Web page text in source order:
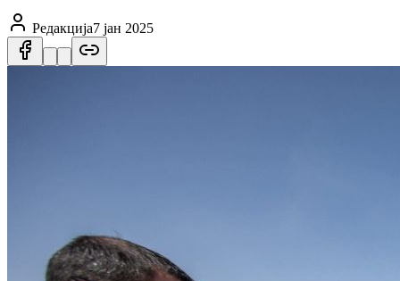
Редакција7 јан 2025